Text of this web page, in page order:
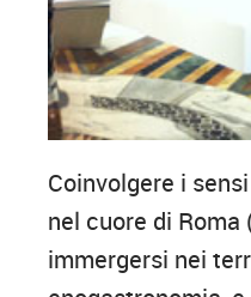
Coinvolgere i
nel cuore di
immergersi nei